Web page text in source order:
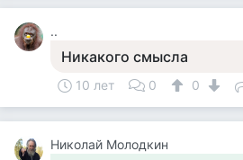
..
Никакого смысла
10 лет 0 0
Николай Молодкин